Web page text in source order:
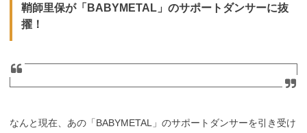
鞘師里保が「BABYMETAL」のサポートダンサーに抜
擢！
なんと現在、あの「BABYMETAL」のサポートダンサーを引き受け